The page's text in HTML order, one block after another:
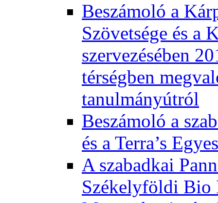
Beszámoló a
Szövetsége és a
szervezésében
térségben
tanulmányútról
Beszámoló a
és a Terra’s
A szabadkai
Székelyföldi Bio